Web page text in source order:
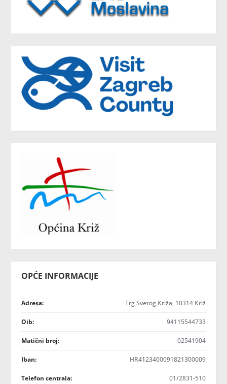
OPĆE INFORMACIJE
Adresa: Trg Svetog Križa, 10314 Križ
Oib: 94115544733
Matični broj: 02541904
Iban: HR4123400091821300009
Telefon centrala: 01/2831-510